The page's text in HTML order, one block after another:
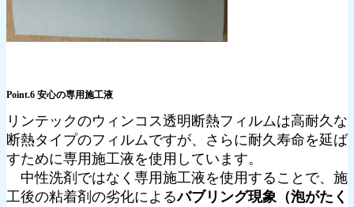
Point.6 安心の専用施工液
リンテックのウィンコス透明断熱フィルムは高耐久な
断熱タイプのフィルムですが、さらに耐久寿命を延ば
すために専用施工液を使用しています。
中性洗剤ではなく専用施工液を使用することで、施
工後の粘着剤の劣化によるバブリング現象（泡がたく